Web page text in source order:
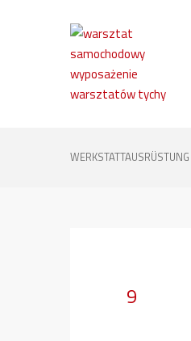
WERKSTATTAUSRÜSTUNG
9